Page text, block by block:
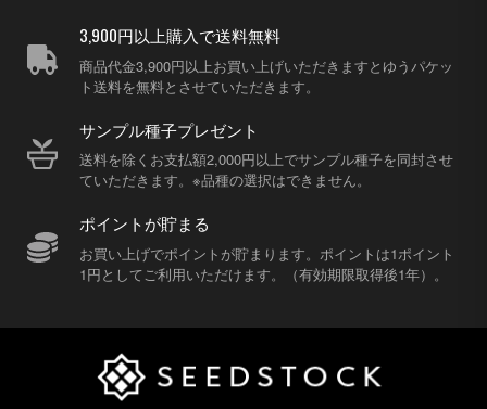
3,900円以上購入で送料無料
商品代金3,900円以上お買い上げいただきますとゆうパケッ
ト送料を無料とさせていただきます。
サンプル種子プレゼント
送料を除くお支払額2,000円以上でサンプル種子を同封させ
ていただきます。※品種の選択はできません。
ポイントが貯まる
お買い上げでポイントが貯まります。ポイントは1ポイント
1円としてご利用いただけます。（有効期限取得後1年）。